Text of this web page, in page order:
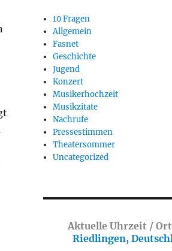
10 Fragen
Allgemein
Fasnet
Geschichte
Jugend
Konzert
Musikerhochzeit
Musikzitate
Nachrufe
Pressestimmen
Theatersommer
Uncategorized
Aktuelle Uhrzeit /
Riedlingen,